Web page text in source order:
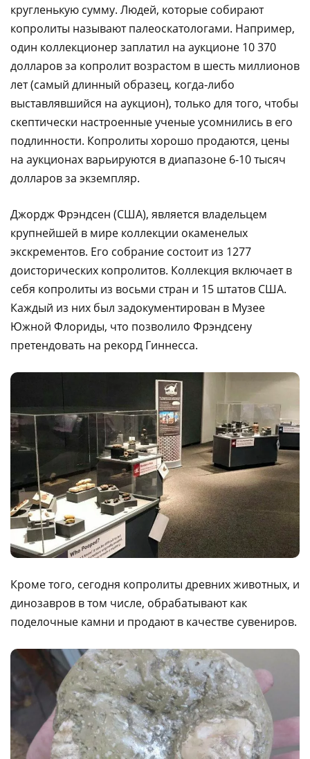
кругленькую сумму. Людей, которые собирают
копролиты называют палеоскатологами. Например,
один коллекционер заплатил на аукционе 10 370
долларов за копролит возрастом в шесть миллионов
лет (самый длинный образец, когда-либо
выставлявшийся на аукцион), только для того, чтобы
скептически настроенные ученые усомнились в его
подлинности. Копролиты хорошо продаются, цены
на аукционах варьируются в диапазоне 6-10 тысяч
долларов за экземпляр.
Джордж Фрэндсен (США), является владельцем
крупнейшей в мире коллекции окаменелых
экскрементов. Его собрание состоит из 1277
доисторических копролитов. Коллекция включает в
себя копролиты из восьми стран и 15 штатов США.
Каждый из них был задокументирован в Музее
Южной Флориды, что позволило Фрэндсену
претендовать на рекорд Гиннесса.
Кроме того, сегодня копролиты древних животных, и
динозавров в том числе, обрабатывают как
поделочные камни и продают в качестве сувениров.